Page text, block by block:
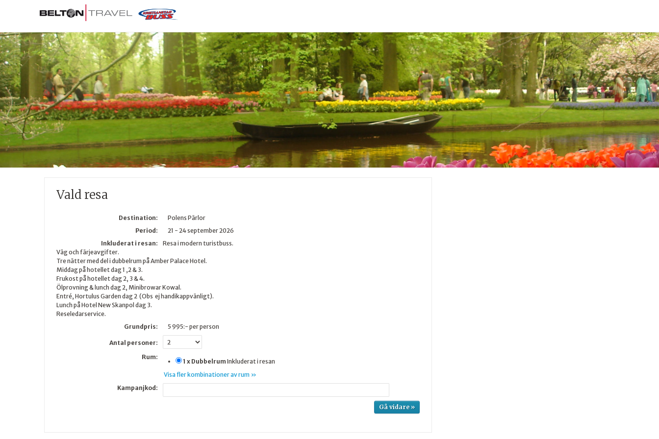
Vald resa
Destination:
Polens Pärlor
Period:
21 - 24 september 2026
Inkluderat i resan:
Resa i modern turistbuss.
Väg och färjeavgifter.
Tre nätter med del i dubbelrum på Amber Palace Hotel.
Middag på hotellet dag 1 ,2 & 3.
Frukost på hotellet dag 2, 3 & 4.
Ölprovning & lunch dag 2, Minibrowar Kowal.
Entré, Hortulus Garden dag 2 (Obs ej handikappvänligt).
Lunch på Hotel New Skanpol dag 3.
Reseledarservice.
Grundpris:
5 995:- per person
Antal personer:
Rum:
1 x Dubbelrum Inkluderat i resan
Visa fler kombinationer av rum »
Kampanjkod: